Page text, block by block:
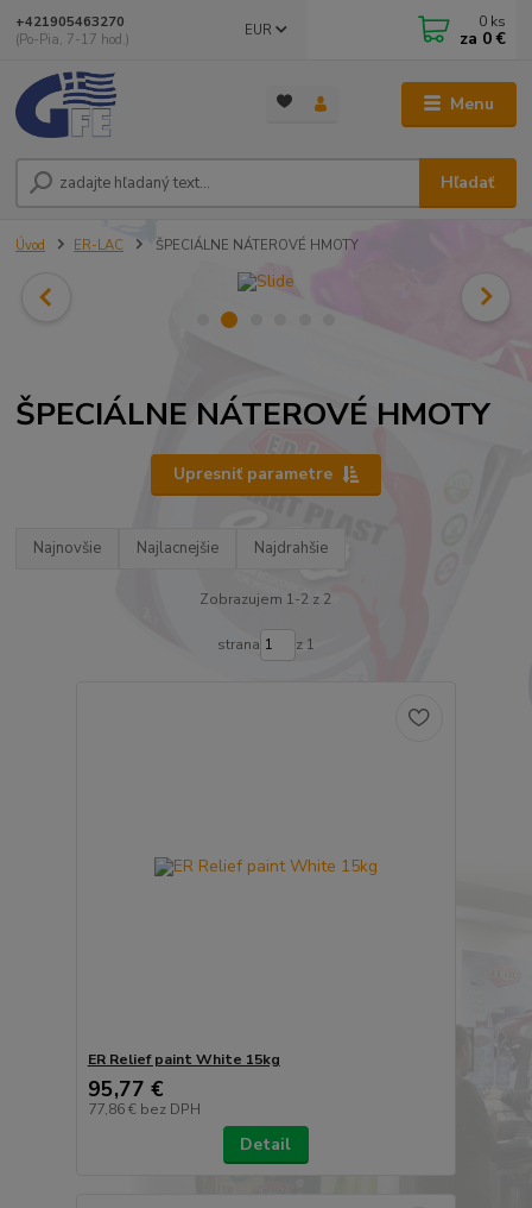
Menu
EUR
Hľadať
+421905463270
(Po-Pia, 7-17 hod.)
0 ks
za 0 €
Úvod ER-LAC ŠPECIÁLNE NÁTEROVÉ HMOTY
ŠPECIÁLNE NÁTEROVÉ HMOTY
Upresniť parametre
Najnovšie Najlacnejšie Najdrahšie
Zobrazujem 1-2 z 2
strana z 1
ER Relief paint White 15kg
95,77 €
77,86 € bez DPH
Detail